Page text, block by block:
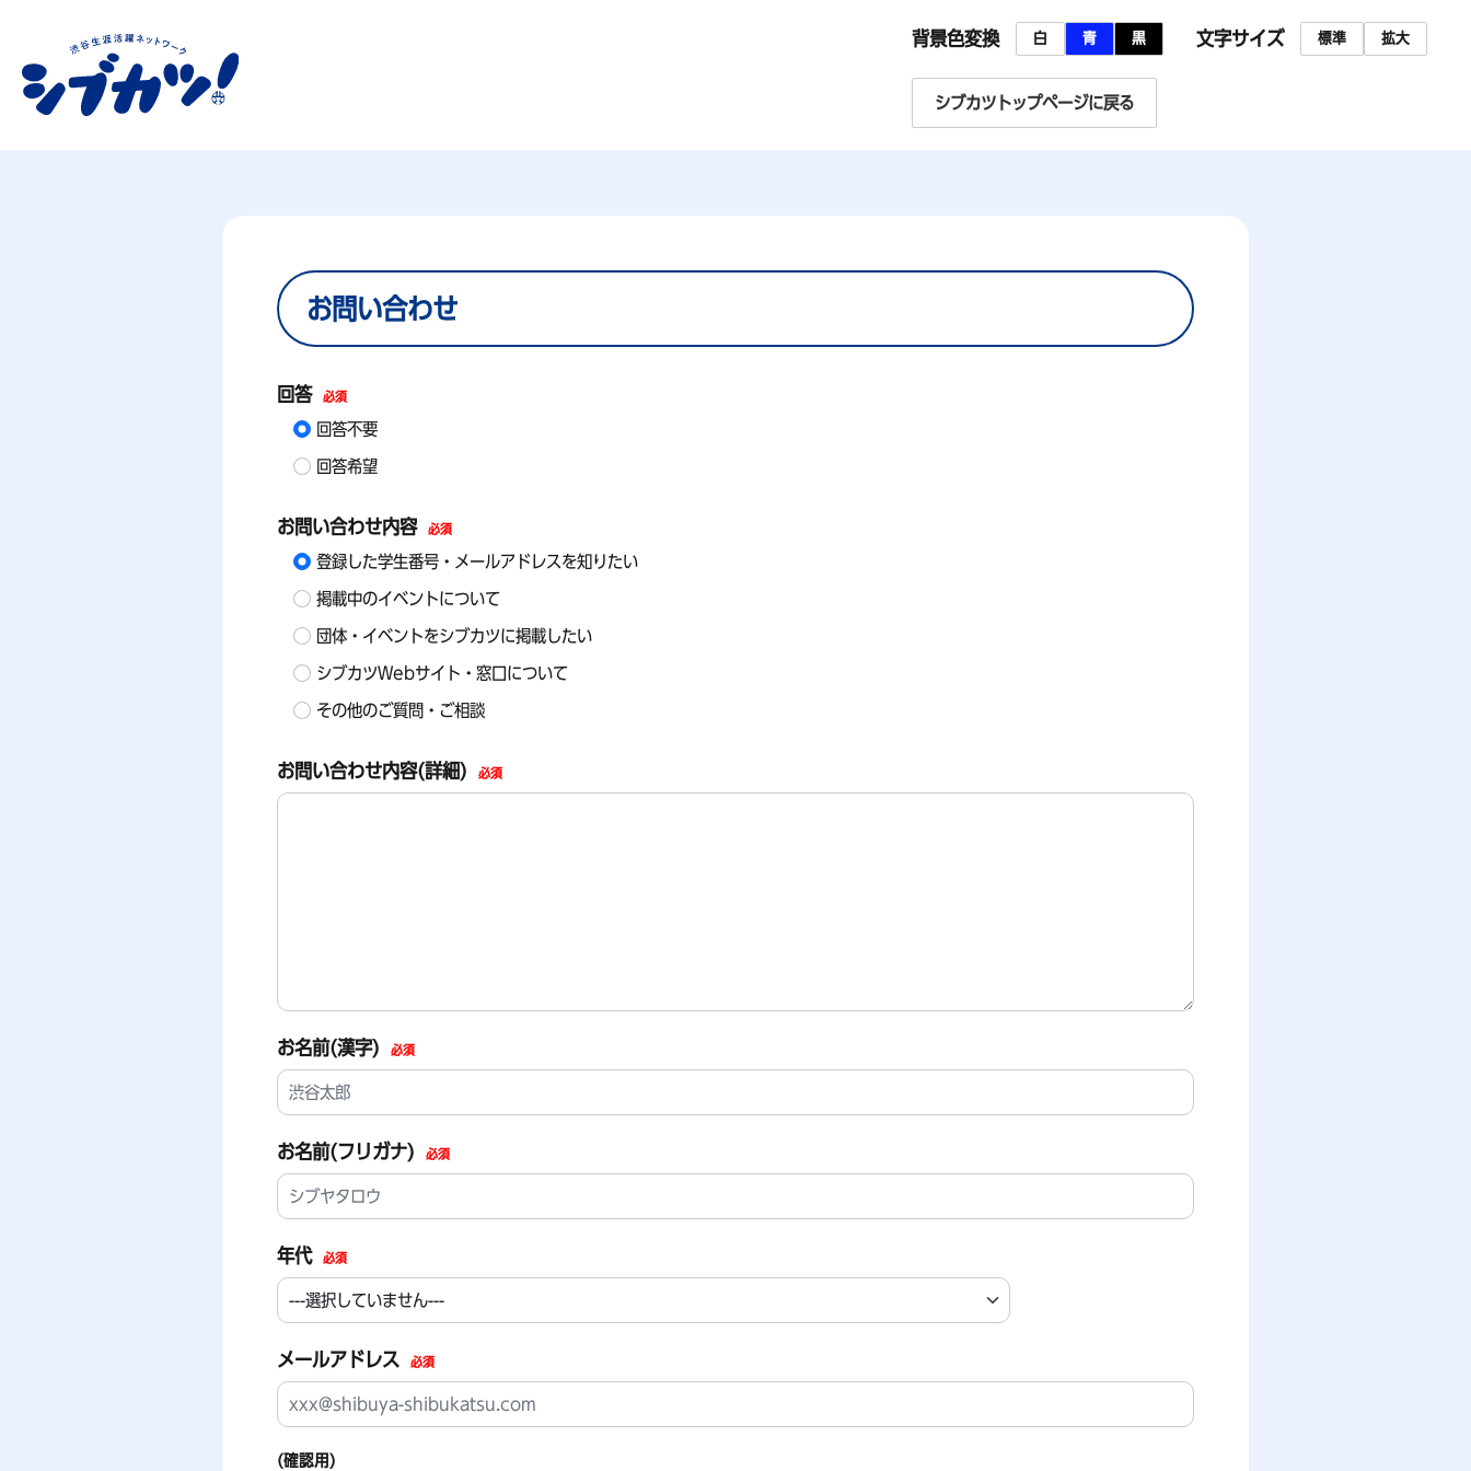
背景色変換 白 青 黒 文字サイズ 標準 拡大
シブカツトップページに戻る
お問い合わせ
回答 必須
回答不要
回答希望
お問い合わせ内容 必須
登録した学生番号・メールアドレスを知りたい
掲載中のイベントについて
団体・イベントをシブカツに掲載したい
シブカツWebサイト・窓口について
その他のご質問・ご相談
お問い合わせ内容(詳細) 必須
お名前(漢字) 必須
お名前(フリガナ) 必須
年代 必須
メールアドレス 必須
(確認用)